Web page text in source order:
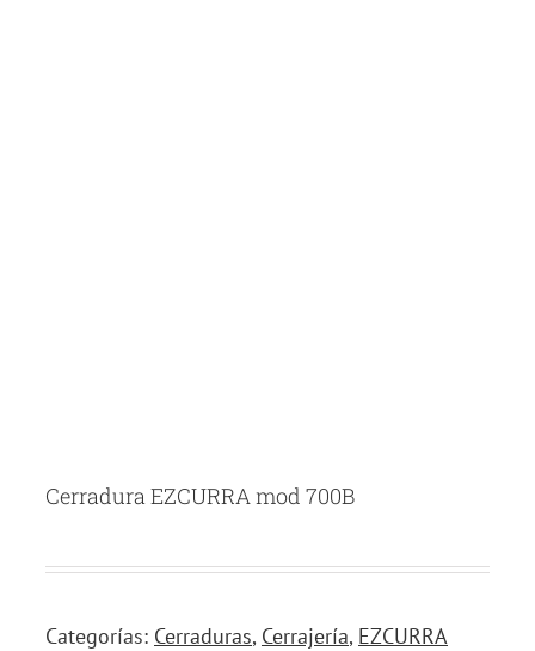
Cerradura EZCURRA mod 700B
Categorías: Cerraduras, Cerrajería, EZCURRA